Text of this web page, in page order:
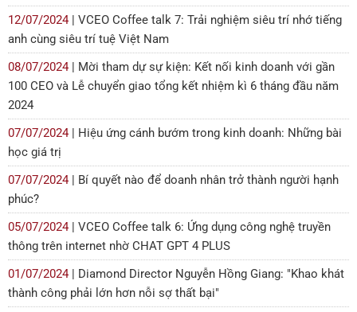
12/07/2024 | VCEO Coffee talk 7: Trải nghiệm siêu trí nhớ tiếng
anh cùng siêu trí tuệ Việt Nam
08/07/2024 | Mời tham dự sự kiện: Kết nối kinh doanh với gần
100 CEO và Lễ chuyển giao tổng kết nhiệm kì 6 tháng đầu năm
2024
07/07/2024 | Hiệu ứng cánh bướm trong kinh doanh: Những bài
học giá trị
07/07/2024 | Bí quyết nào để doanh nhân trở thành người hạnh
phúc?
05/07/2024 | VCEO Coffee talk 6: Ứng dụng công nghệ truyền
thông trên internet nhờ CHAT GPT 4 PLUS
01/07/2024 | Diamond Director Nguyễn Hồng Giang: "Khao khát
thành công phải lớn hơn nỗi sợ thất bại"